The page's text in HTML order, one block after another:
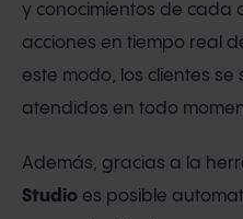
y conocimientos de cada
acciones en tiempo real
este modo, los clientes
atendidos en todo
Además, gracias a la
Studio es posible